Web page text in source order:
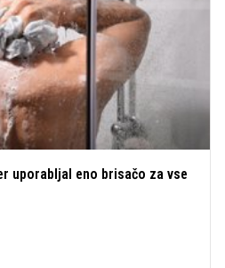
uporabljal eno brisačo za vse